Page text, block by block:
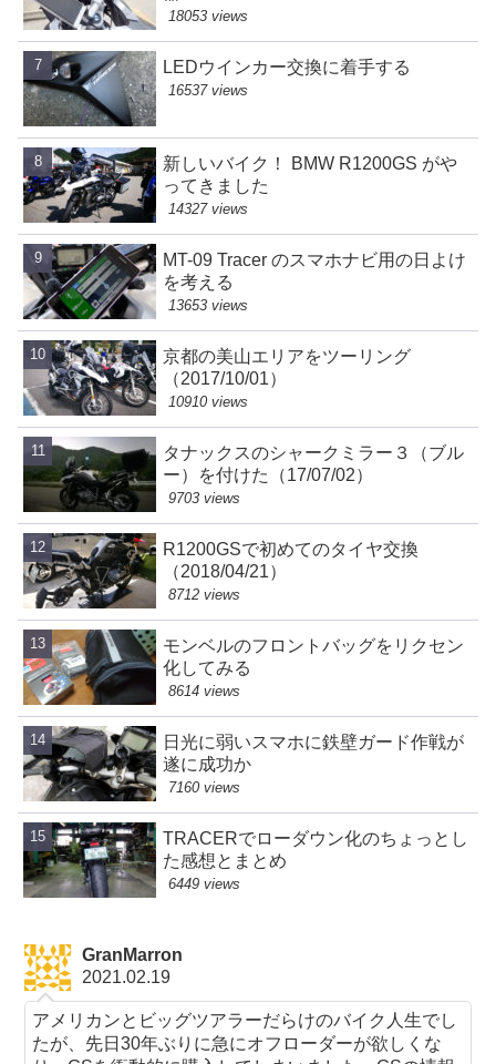
18053 views
LEDウインカー交換に着手する
16537 views
新しいバイク！ BMW R1200GS がや
ってきました
14327 views
MT-09 Tracer のスマホナビ用の日よけ
を考える
13653 views
京都の美山エリアをツーリング
（2017/10/01）
10910 views
タナックスのシャークミラー３（ブル
ー）を付けた（17/07/02）
9703 views
R1200GSで初めてのタイヤ交換
（2018/04/21）
8712 views
モンベルのフロントバッグをリクセン
化してみる
8614 views
日光に弱いスマホに鉄壁ガード作戦が
遂に成功か
7160 views
TRACERでローダウン化のちょっとし
た感想とまとめ
6449 views
GranMarron
2021.02.19
アメリカンとビッグツアラーだらけのバイク人生でし
たが、先日30年ぶりに急にオフローダーが欲しくな